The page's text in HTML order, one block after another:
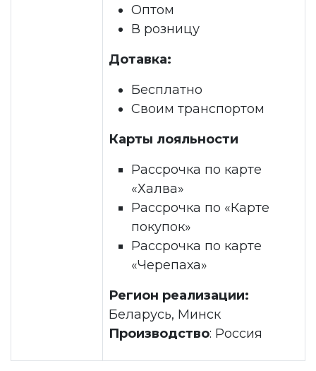
Оптом
В розницу
Дотавка:
Бесплатно
Своим транспортом
Карты лояльности
Рассрочка по карте
«Халва»
Рассрочка по «Карте
покупок»
Рассрочка по карте
«Черепаха»
Регион реализации:
Беларусь, Минск
Производство: Россия